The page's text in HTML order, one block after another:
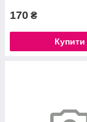
170 ₴
Купити